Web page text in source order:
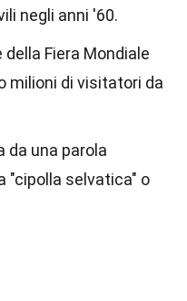
negli anni '60.
Fiera Mondiale
milioni di visitatori da
da una parola
"cipolla selvatica" o